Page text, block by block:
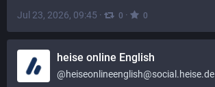
Jul 23, 2026, 09:45 · 0 · 0
heise online English
@heiseonlineenglish@social.heise.de